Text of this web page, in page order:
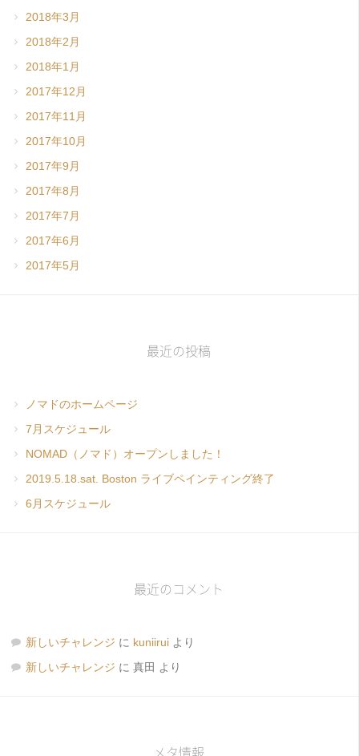
2018年3月
2018年2月
2018年1月
2017年12月
2017年11月
2017年10月
2017年9月
2017年8月
2017年7月
2017年6月
2017年5月
最近の投稿
ノマドのホームページ
7月スケジュール
NOMAD（ノマド）オープンしました！
2019.5.18.sat. Boston ライブペインティング終了
6月スケジュール
最近のコメント
新しいチャレンジ に kuniirui より
新しいチャレンジ に 真田 より
メタ情報